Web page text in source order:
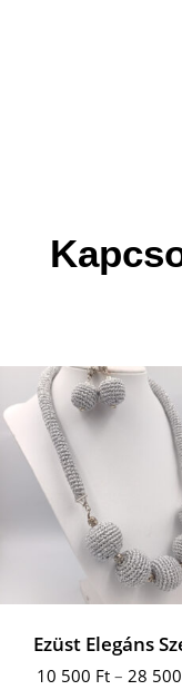
Ezüst Elegáns
10 500 Ft – 28 500